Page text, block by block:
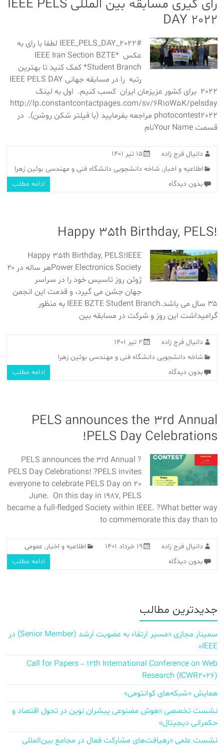
رای گیری مسابقه بین المللی IEEE PELS
DAY 2022
#IEEE_PELS_DAY_2022 لطفا با رای به
عکس *IEEE Iran Section BZTE
Student Branch* کمک کنید تا بهترین
رتبه را در مسابقه جهانی IEEE PELS DAY
2022 برای کشور عزیزمان ایران کسب کنیم. اول به لینک
http://lp.constantcontactpages.com/sv/6R1oW5K/pelsday
photocontest2022 مراجعه بفرمایید (با فیلتر شکن روشن). در
قسمت Your Nameنام
دانیال فرج زاده
۱۵ تیر ۱۴۰۱
اطلاعیه و اخبار,شاخه دانشجویی دانشگاه فنی و مهندسی بوئین زهرا
بدون دیدگاه
ادامه مطلب
!Happy 35th Birthday, PELS
Happy 35th Birthday, PELS!IEEE
Power Electronics Societyهر ساله در ۲۰
ژوئن روز تاسیس خود را در سراسر
جهان جشن می گیرد، و قدمت این انجمن
۳۵ سال می باشد.IEEE BZTE Student Branch به منظور
گرامیداشت این روز و شرکت در مسابقه بین
دانیال فرج زاده
۲ تیر ۱۴۰۱
شاخه دانشجویی دانشگاه فنی و مهندسی بوئین زهرا
بدون دیدگاه
ادامه مطلب
PELS announces the 3rd Annual
PELS Day Celebrations!
? PELS announces the 3rd Annual
PELS Day Celebrations! ?PELS invites
everyone to celebrate PELS Day on 20
June. On this day in 1987, PELS
became a full-fledged Society within IEEE. ?What better way
to commemorate this day than to
دانیال فرج زاده ۱۹ خرداد ۱۴۰۱ اطلاعیه و اخبار, عمومی
بدون دیدگاه
ادامه مطلب
جدیدترین مطالب
سمینار مجازی «مسیر ارتقاء به عضویت ارشد (Senior Member) در
IEEE»
Call for Papers – 12th International Conference on Web
Research (ICWR2026)
همایش «شبکه‌های کوانتومی»
نشست تخصصی «هوش مصنوعی پیشران نوین در تحول اقتصاد و
حکمرانی دیجیتال»
نشست علمی «رهیافت‌های مشارکت فعال در مجامع بین‌المللی